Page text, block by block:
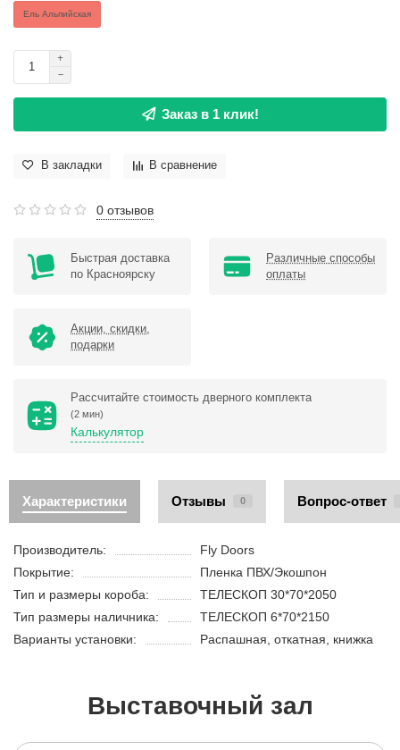
Ель Альпийская
Заказ в 1 клик!
В закладки В сравнение
0 отзывов
Быстрая доставка
по Красноярску
Различные способы
оплаты
Акции, скидки,
подарки
Рассчитайте стоимость дверного комплекта
(2 мин)
Калькулятор
Характеристики Отзывы 0 Вопрос-ответ
Производитель:
Fly Doors
Покрытие:
Пленка ПВХ/Экошпон
Тип и размеры короба:
ТЕЛЕСКОП 30*70*2050
Тип размеры наличника:
ТЕЛЕСКОП 6*70*2150
Варианты установки:
Распашная, откатная, книжка
Выставочный зал